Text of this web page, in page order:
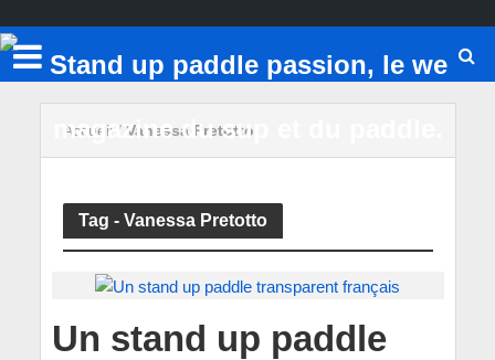
Accueil/ Vanessa Pretotto
Tag - Vanessa Pretotto
Un stand up paddle